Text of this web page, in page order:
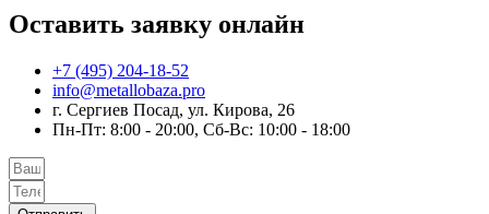
Оставить заявку онлайн
+7 (495) 204-18-52
info@metallobaza.pro
г. Сергиев Посад, ул. Кирова, 26
Пн-Пт: 8:00 - 20:00, Сб-Вс: 10:00 - 18:00